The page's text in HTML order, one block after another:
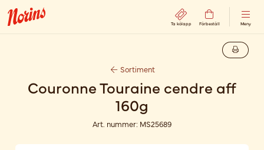
Ta kölapp Förbeställ Meny
Sortiment
Couronne Touraine cendre aff
160g
Art. nummer: MS25689